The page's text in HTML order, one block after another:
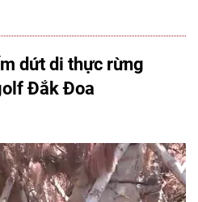
dứt di thực rừng
Đắk Đoa